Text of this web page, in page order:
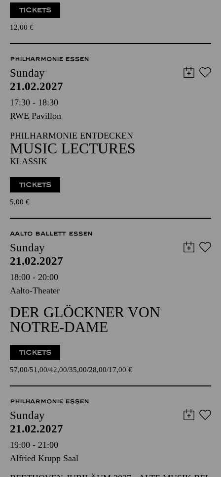
TICKETS
12,00 €
PHILHARMONIE ESSEN
Sunday
21.02.2027
17:30 - 18:30
RWE Pavillon
PHILHARMONIE ENTDECKEN
MUSIC LECTURES
KLASSIK
TICKETS
5,00 €
AALTO BALLETT ESSEN
Sunday
21.02.2027
18:00 - 20:00
Aalto-Theater
DER GLÖCKNER VON
NOTRE-DAME
TICKETS
57,00 51,00 42,00 35,00 28,00 17,00 €
PHILHARMONIE ESSEN
Sunday
21.02.2027
19:00 - 21:00
Alfried Krupp Saal